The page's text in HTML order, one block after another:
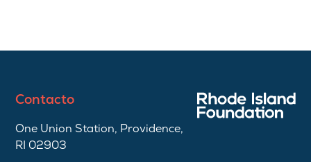
Contacto
One Union Station, Providence,
RI 02903